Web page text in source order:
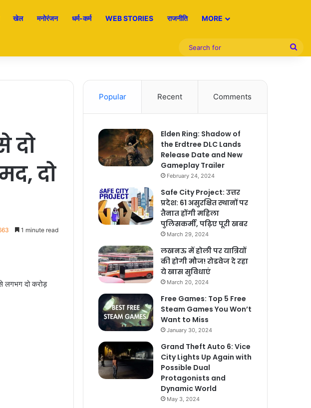
खेल मनोरंजन धर्म-कर्म WEB STORIES राजनीति MORE
दो
दो
1 minute read
लगभग दो करोड़
Popular Recent Comments
Elden Ring: Shadow of
the Erdtree DLC Lands
Release Date and New
Gameplay Trailer
February 24, 2024
Safe City Project: उत्तर
प्रदेश: 61 असुरक्षित स्थानों पर
तैनात होंगी महिला
पुलिसकर्मी, पढ़िए पूरी खबर
March 29, 2024
लखनऊ में होली पर यात्रियों
की होगी मौज! रोडवेज दे रहा
ये खास सुविधाएं
March 20, 2024
Free Games: Top 5 Free
Steam Games You Won’t
Want to Miss
January 30, 2024
Grand Theft Auto 6: Vice
City Lights Up Again with
Possible Dual
Protagonists and
Dynamic World
May 3, 2024